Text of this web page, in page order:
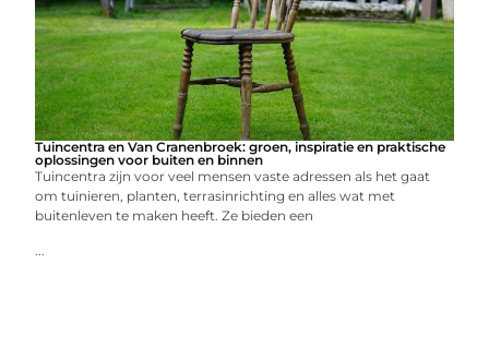
Tuincentra en Van Cranenbroek: groen, inspiratie en praktische
oplossingen voor buiten en binnen
Tuincentra zijn voor veel mensen vaste adressen als het gaat
om tuinieren, planten, terrasinrichting en alles wat met
buitenleven te maken heeft. Ze bieden een
...